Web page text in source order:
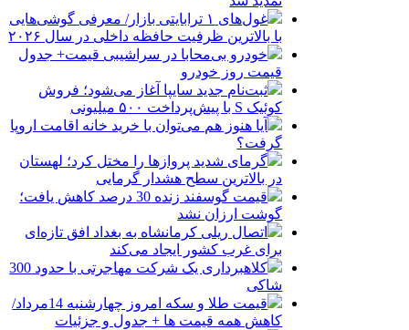
غول‌های ۱ ترابایتی بازار/ معرفی گوشی‌هایی
با بالاترین ظرفیت حافظه داخلی در سال ۲۰۲۶
خودرو بی‌محابا در سراشیبی قیمت+ جدول
قیمت روز خودرو
ثبت‌نام جدید سایپا آغاز می‌شود؛ فروش
کوئیک S با پیش‌پرداخت ۵۰۰ میلیونی
آیا هنوز هم می‌توان با خرید خانه اقامت اروپا
گرفت؟
گرمای شدید پروازها را مختل کرد؛ لهستان
در بالاترین سطح هشدار گرمایی
قیمت گوسفند زنده 30 درصد کاهش یافت؛
گوشت ارزان نشد
اتصال ریلی کرمانشاه به بغداد افق تازه‌ای
برای غرب کشور ایجاد می‌کند
کلاهبرداری یک شرکت مهاجرتی با حدود 300
شاکی
قیمت طلا و سکه امروز چهارشنبه 14مرداد/
کاهش همه قیمت ها + جدول و جزئیات